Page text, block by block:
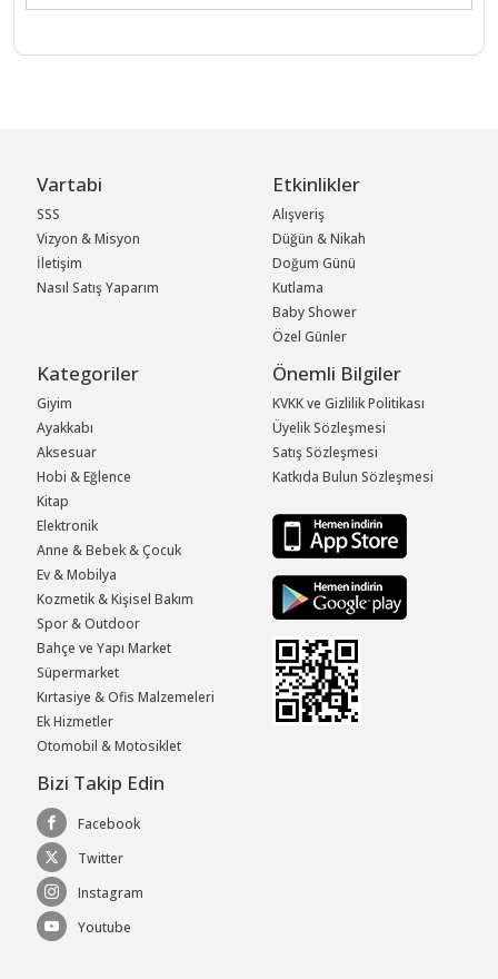
Vartabi
SSS
Vizyon & Misyon
İletişim
Nasıl Satış Yaparım
Etkinlikler
Alışveriş
Düğün & Nikah
Doğum Günü
Kutlama
Baby Shower
Özel Günler
Kategoriler
Giyim
Ayakkabı
Aksesuar
Hobi & Eğlence
Kitap
Elektronik
Anne & Bebek & Çocuk
Ev & Mobilya
Kozmetik & Kişisel Bakım
Spor & Outdoor
Bahçe ve Yapı Market
Süpermarket
Kırtasiye & Ofis Malzemeleri
Ek Hizmetler
Otomobil & Motosiklet
Önemli Bilgiler
KVKK ve Gizlilik Politikası
Üyelik Sözleşmesi
Satış Sözleşmesi
Katkıda Bulun Sözleşmesi
Bizi Takip Edin
Facebook
Twitter
Instagram
Youtube